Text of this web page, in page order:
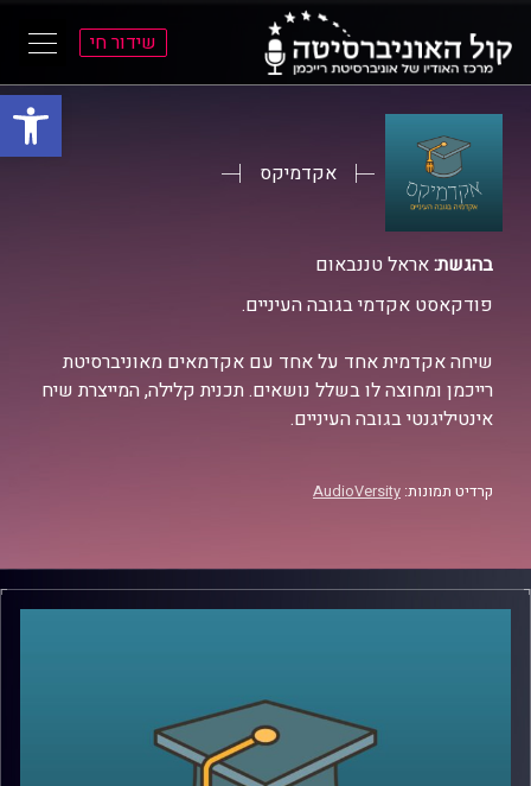
פתח
שידור חי
אקדמיקס
בהגשת:אראל טננבאום
פודקאסט אקדמי בגובה העיניים.
שיחה אקדמית אחד על אחד עם אקדמאים מאוניברסיטת
רייכמן ומחוצה לו בשלל נושאים. תכנית קלילה, המייצרת שיח
אינטיליגנטי בגובה העיניים.
קרדיט תמונות: AudioVersity